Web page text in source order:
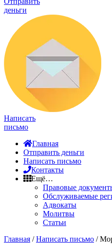
деньги
Написать
письмо
Главная
Отправить деньги
Написать письмо
Контакты
Ещё…
Правовые
Обслуживаемые
Адвокаты
Молитвы
Статьи
Главная /Написать письмо /